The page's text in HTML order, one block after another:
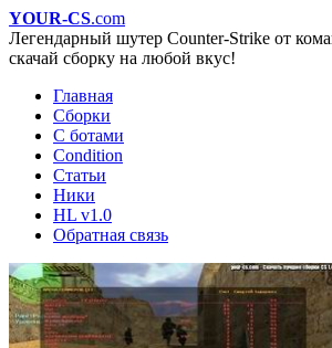
YOUR-CS.com
Легендарный шутер Counter-Strike от
скачай сборку на любой вкус!
Главная
Сборки
С ботами
Condition
Статьи
Ники
HL v1.0
Обратная связь